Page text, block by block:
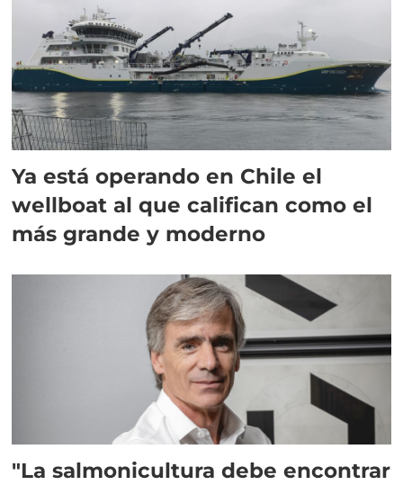
Ya está operando en Chile el
wellboat al que califican como el
más grande y moderno
"La salmonicultura debe encontrar